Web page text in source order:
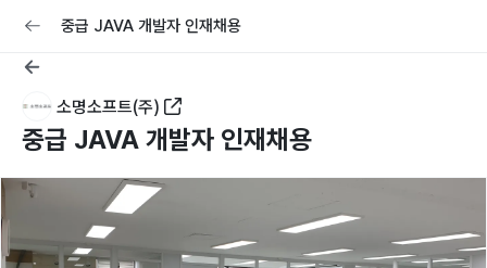
교육 커리어 중급 JAVA 개발자 인재채용
소명소프트(주)
중급 JAVA 개발자 인재채용